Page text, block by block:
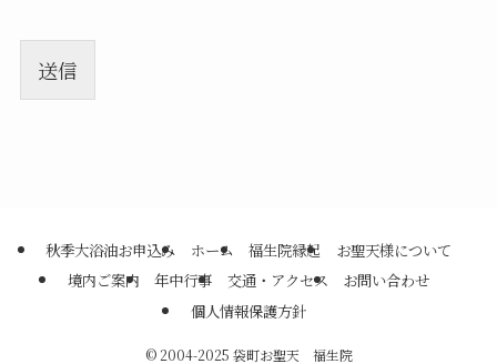
送信
秋季大浴油お申込み ホーム 福生院縁起
お聖天様について
境内ご案内
年中行事 交通・アクセス
お問い合わせ
個人情報保護方針
©2004-2025 袋町お聖天 福生院